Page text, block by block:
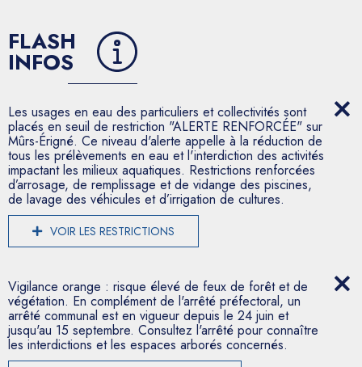
FLASH
INFOS
Les usages en eau des particuliers et collectivités sont
placés en seuil de restriction "ALERTE RENFORCÉE" sur
Mûrs-Érigné. Ce niveau d'alerte appelle à la réduction de
tous les prélèvements en eau et l'interdiction des activités
impactant les milieux aquatiques. Restrictions renforcées
d’arrosage, de remplissage et de vidange des piscines,
de lavage des véhicules et d’irrigation de cultures.
VOIR LES RESTRICTIONS
Vigilance orange : risque élevé de feux de forêt et de
végétation. En complément de l'arrêté préfectoral, un
arrêté communal est en vigueur depuis le 24 juin et
jusqu'au 15 septembre. Consultez l'arrêté pour connaître
les interdictions et les espaces arborés concernés.